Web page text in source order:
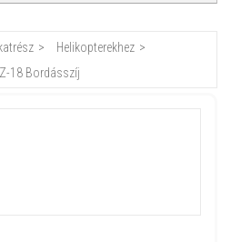
Helikopterekhez
18 Bordásszíj